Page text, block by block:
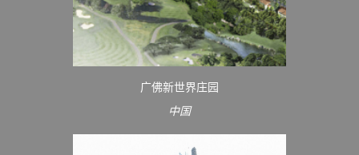
广佛新世界庄园
中国